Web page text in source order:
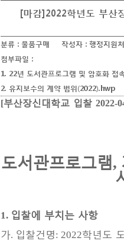
[마감]2022학년도 부산
분류 : 물품구매 작성자 : 행정지원처
첨부파일 :
1. 22년 도서관프로그램 및 암호화 접
2. 유지보수의 계약 범위(2022).hwp
[부산장신대학교 입찰 2022-
도서관프로그램,
1. 입찰에 부치는 사항
가. 입찰건명: 2022학년도